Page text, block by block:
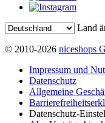
Land
© 2010-2026 niceshops
Impressum und
Datenschutz
Allgemeine
Datenschutz-